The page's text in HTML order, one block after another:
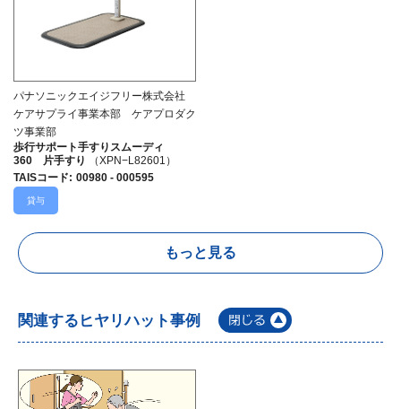
パナソニックエイジフリー株式会社
ケアサプライ事業本部 ケアプロダク
ツ事業部
歩行サポート手すりスムーディ
360 片手すり
（XPN−L82601）
TAISコード: 00980 - 000595
貸与
もっと見る
関連するヒヤリハット事例